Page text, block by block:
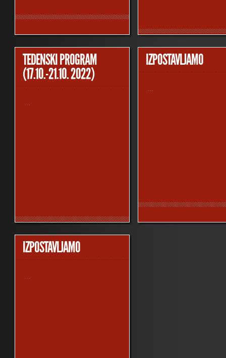
TEDENSKI PROGRAM
(17.10.-21.10. 2022)
IZPOSTAVLJAMO
IZPOSTAVLJAMO